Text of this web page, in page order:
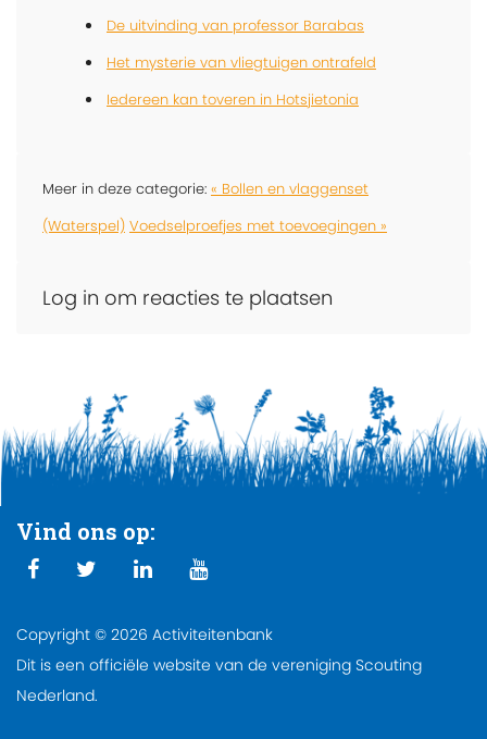
De uitvinding van professor Barabas
Het mysterie van vliegtuigen ontrafeld
Iedereen kan toveren in Hotsjietonia
Meer in deze categorie: « Bollen en vlaggenset
(Waterspel) Voedselproefjes met toevoegingen »
Log in om reacties te plaatsen
Vind ons op:
Copyright © 2026 Activiteitenbank
Dit is een officiële website van de vereniging Scouting
Nederland.